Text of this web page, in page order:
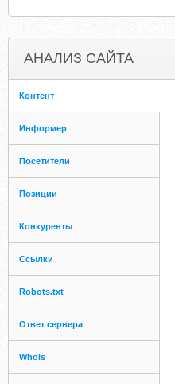
АНАЛИЗ САЙТА
Контент
Информер
Посетители
Позиции
Конкуренты
Ссылки
Robots.txt
Ответ сервера
Whois